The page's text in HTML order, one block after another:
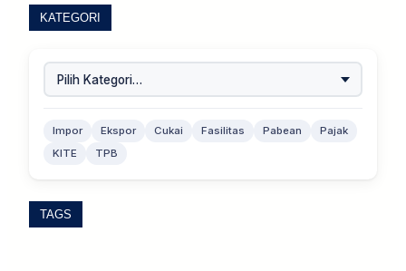
KATEGORI
Impor Ekspor Cukai Fasilitas Pabean
Pajak
KITE
TPB
TAGS